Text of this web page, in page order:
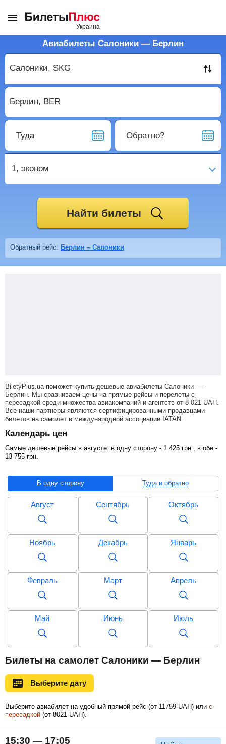
Авиабилеты Салоники — Берлин
Туда Обратно?
1, эконом
Найти билеты
Обратный рейс: Берлин – Салоники
BiletyPlus.ua поможет купить дешевые авиабилеты Салоники —
Берлин. Мы сравниваем цены на прямые рейсы и перелеты с
пересадкой среди множества авиакомпаний и агентств от 8 021 UAH
Все наши партнеры являются сертифицированными продавцами
билетов на самолет в международной ассоциации IATAN.
Календарь цен
Самые дешевые рейсы в августе: в одну сторону - 1 425 грн ., в обе -
13 755 грн
В одну сторону Туда и обратно
Август Сентябрь Октябрь
Ноябрь Декабрь Январь
Февраль Март Апрель
Май Июнь Июль
Сентябрь Октябрь
Ноябрь
Билеты на самолет Салоники — Берлин
Выберите дату
Выберите авиабилет на удобный прямой рейс (от 11759 UAH) или с
пересадкой (от 8021 UAH).
15:30 — 17:05